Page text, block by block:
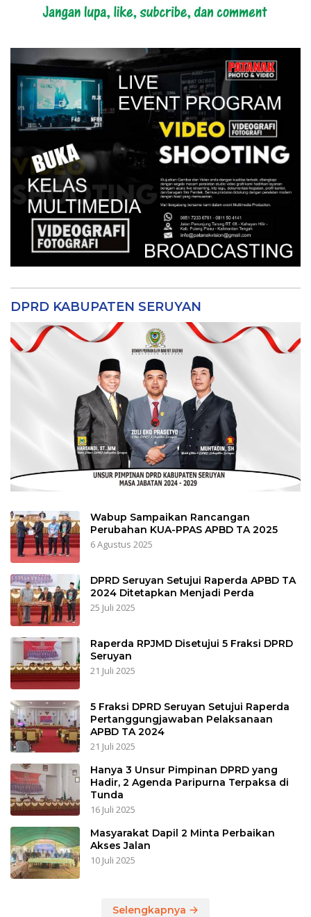
DPRD KABUPATEN SERUYAN
Wabup Sampaikan Rancangan
Perubahan KUA-PPAS APBD TA 2025
6 Agustus 2025
DPRD Seruyan Setujui Raperda APBD TA
2024 Ditetapkan Menjadi Perda
25 Juli 2025
Raperda RPJMD Disetujui 5 Fraksi DPRD
Seruyan
21 Juli 2025
5 Fraksi DPRD Seruyan Setujui Raperda
Pertanggungjawaban Pelaksanaan
APBD TA 2024
21 Juli 2025
Hanya 3 Unsur Pimpinan DPRD yang
Hadir, 2 Agenda Paripurna Terpaksa di
Tunda
16 Juli 2025
Masyarakat Dapil 2 Minta Perbaikan
Akses Jalan
10 Juli 2025
Selengkapnya